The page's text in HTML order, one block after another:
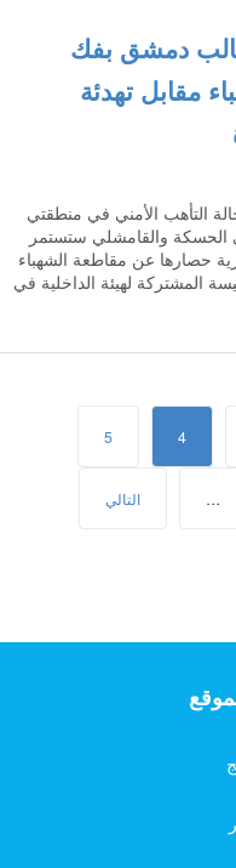
دمشق بفك
مقابل تهدئة
حالة التأهب الأمني في منطقتي
الحسكة والقامشلي ستستمر
حصارها عن مقاطعة الشهباء
المشتركة لهيئة الداخلية في
4
5
… التالي